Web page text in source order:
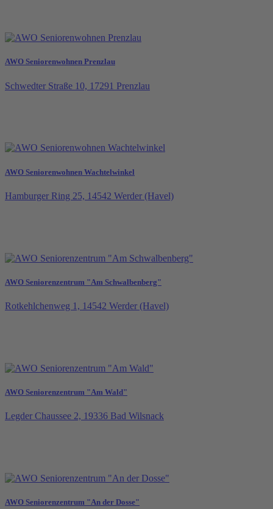
AWO Seniorenwohnen Prenzlau
Schwedter Straße 10, 17291 Prenzlau
AWO Seniorenwohnen Wachtelwinkel
Hamburger Ring 25, 14542 Werder (Havel)
AWO Seniorenzentrum "Am Schwalbenberg"
Rotkehlchenweg 1, 14542 Werder (Havel)
AWO Seniorenzentrum "Am Wald"
Legder Chaussee 2, 19336 Bad Wilsnack
AWO Seniorenzentrum "An der Dosse"